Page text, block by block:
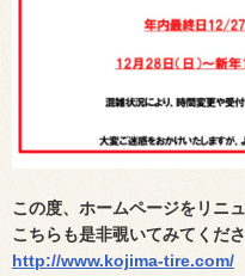
この度、ホームページをリニ
こちらも是非覗いてみてくだ
http://www.kojima-tire.com/